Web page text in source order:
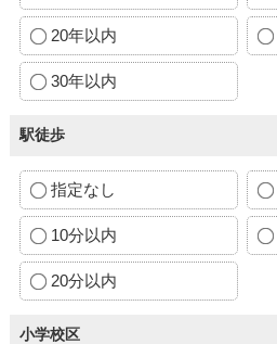
20年以内
30年以内
駅徒歩
指定なし
10分以内
20分以内
小学校区